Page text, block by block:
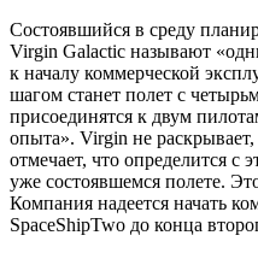
Состоявшийся в среду
Virgin Galactic называют
к началу коммерческой
шагом станет полет с
присоединятся к двум
опыта». Virgin не раскрывает,
отмечает, что определится с
уже состоявшемся полете.
Компания надеется начать
SpaceShipTwo до конца